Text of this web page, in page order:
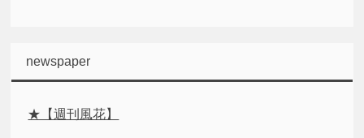
newspaper
★【週刊風花】